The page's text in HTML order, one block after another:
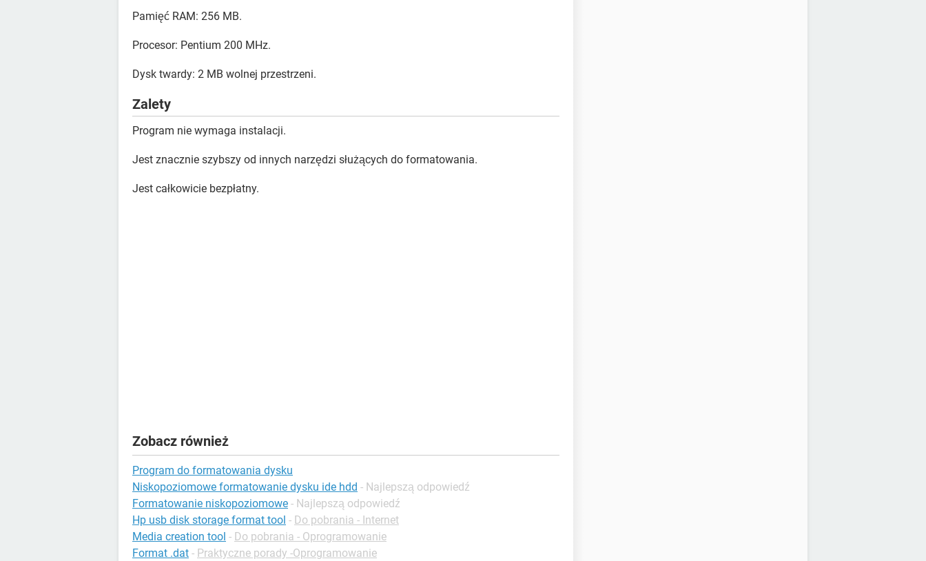
Pamięć RAM: 256 MB.
Procesor: Pentium 200 MHz.
Dysk twardy: 2 MB wolnej przestrzeni.
Zalety
Program nie wymaga instalacji.
Jest znacznie szybszy od innych narzędzi służących do formatowania.
Jest całkowicie bezpłatny.
Zobacz również
Program do formatowania dysku
Niskopoziomowe formatowanie dysku ide hdd - Najlepszą odpowiedź
Formatowanie niskopoziomowe - Najlepszą odpowiedź
Hp usb disk storage format tool - Do pobrania - Internet
Media creation tool - Do pobrania - Oprogramowanie
Format .dat - Praktyczne porady -Oprogramowanie